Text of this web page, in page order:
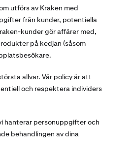
utförs av Kraken med
från kunder, potentiella
kunder gör affärer med,
på kedjan (såsom
allvar. Vår policy är att
och respektera individers
hanterar personuppgifter och
behandlingen av dina